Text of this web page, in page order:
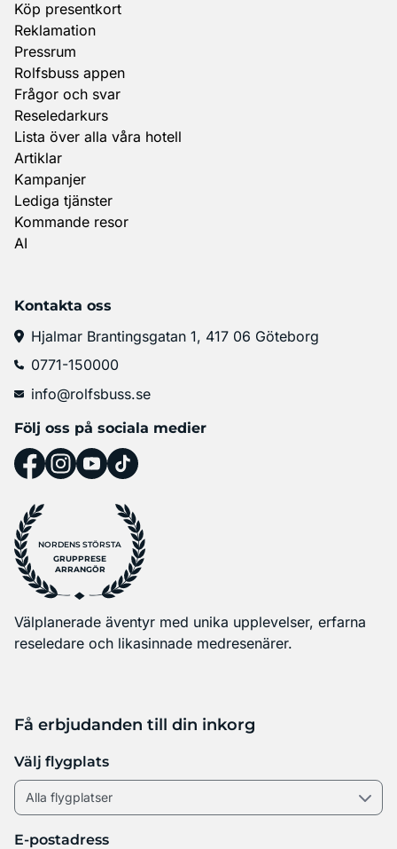
Köp presentkort
Reklamation
Pressrum
Rolfsbuss appen
Frågor och svar
Reseledarkurs
Lista över alla våra hotell
Artiklar
Kampanjer
Lediga tjänster
Kommande resor
AI
Kontakta oss
Hjalmar Brantingsgatan 1, 417 06 Göteborg
0771-150000
info@rolfsbuss.se
Följ oss på sociala medier
NORDENS STÖRSTA
GRUPPRESE
ARRANGÖR
Välplanerade äventyr med unika upplevelser, erfarna
reseledare och likasinnade medresenärer.
Få erbjudanden till din inkorg
Välj flygplats
E-postadress